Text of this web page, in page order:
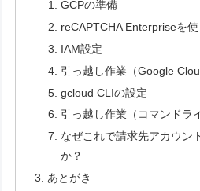
GCPの準備
reCAPTCHA Enterpriseを
IAM設定
引っ越し作業（Google
gcloud CLIの設定
引っ越し作業（コマンドラ
なぜこれで請求先アカウン
か？
あとがき